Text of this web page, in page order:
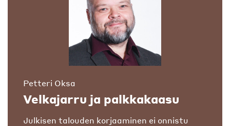
Petteri Oksa
Velkajarru ja palkkakaasu
Julkisen talouden korjaaminen ei onnistu